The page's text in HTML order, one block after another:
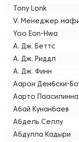
Tony Lonk
V. Менеджер
Yoo Eon-Hwa
А. Дж. Беттс
А. Дж. Риддл
А. Дж. Финн
Аарон Дембски-
Аарто Паасилинна
Абай Кунанбаев
Абдель Селлу
Абдулла Кадыри